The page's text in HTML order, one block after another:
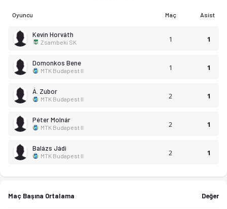
NB III 25-26 sezonu puan durumu, haftalık fikstür ve maç
Oyuncu Maç Asist
Kevin Horváth
Zsambeki SK 1 1
Domonkos Bene
MTK Budapest II 1 1
Á. Zubor
MTK Budapest II 2 1
Péter Molnár
MTK Budapest II 2 1
Balázs Jádi
MTK Budapest II 2 1
Maç Başına Ortalama Değer